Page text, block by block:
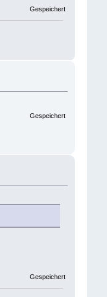
Gespeichert
Gespeichert
Gespeichert